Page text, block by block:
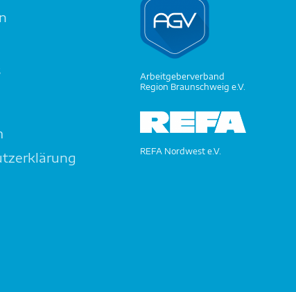
Arbeitgeberverband
Region Braunschweig e.V.
REFA Nordwest e.V.